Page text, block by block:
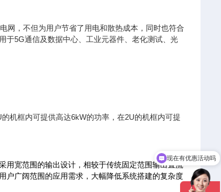
网，不但为用户节省了用电和散热成本，同时也符合
于5G通信及数据中心、工业元器件、老化测试、光
机框内可提供高达6kW的功率，在2U的机框内可提
用宽范围的输出设计，相较于传统固定范围输出直流
户广阔范围的应用需求， 大幅降低系统搭建的复杂度
可以介绍下你们的产品么